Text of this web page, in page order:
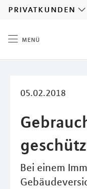
privatkunden
menü
05.02.2018
Bei einem